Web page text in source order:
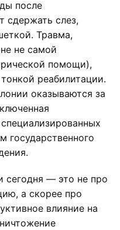
после
сдержать слез,
Травма,
не самой
помощи),
реабилитации.
оказываются за
государственного
сегодня — это не про
а скорее про
влияние на